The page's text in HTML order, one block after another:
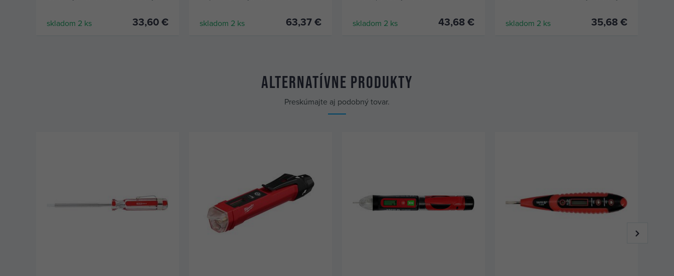
skladom 2 ks 33,60 € skladom 2 ks 63,37 € skladom 2 ks 43,68 € skladom 2 ks 35,68 €
Alternatívne produkty
Preskúmajte aj podobný tovar.